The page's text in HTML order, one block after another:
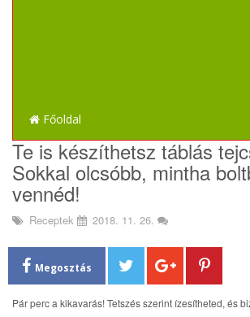
Főoldal
Te is készíthetsz táblás
Sokkal olcsóbb, mintha
vennéd!
Receptek 2018. 11. 26.
Megosztás
Pár perc a kikavarás! Tetszés szerint ízesítheted, és